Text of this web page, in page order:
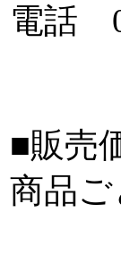
電話
■販売
商品